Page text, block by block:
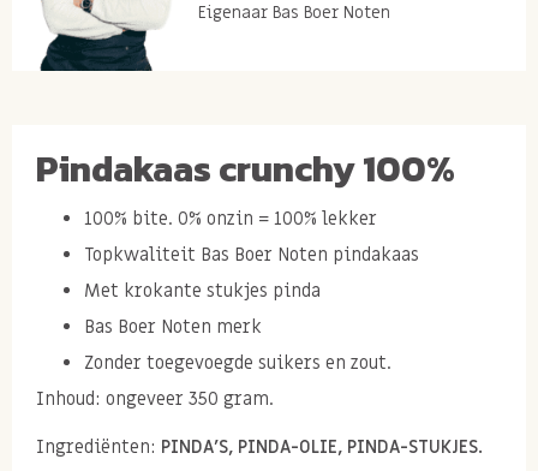
Eigenaar Bas Boer Noten
Pindakaas crunchy 100%
100% bite. 0% onzin = 100% lekker
Topkwaliteit Bas Boer Noten pindakaas
Met krokante stukjes pinda
Bas Boer Noten merk
Zonder toegevoegde suikers en zout.
Inhoud: ongeveer 350 gram.
Ingrediënten: PINDA'S, PINDA-OLIE, PINDA-STUKJES.